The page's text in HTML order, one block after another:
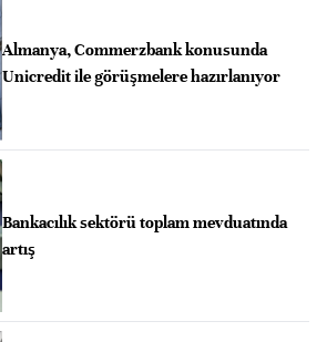
Almanya, Commerzbank konusunda
Unicredit ile görüşmelere hazırlanıyor
Bankacılık sektörü toplam mevduatında
artış